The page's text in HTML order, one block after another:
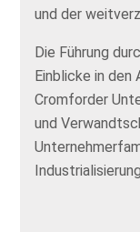
und der
Die Führung
Einblicke in den
Cromforder
und